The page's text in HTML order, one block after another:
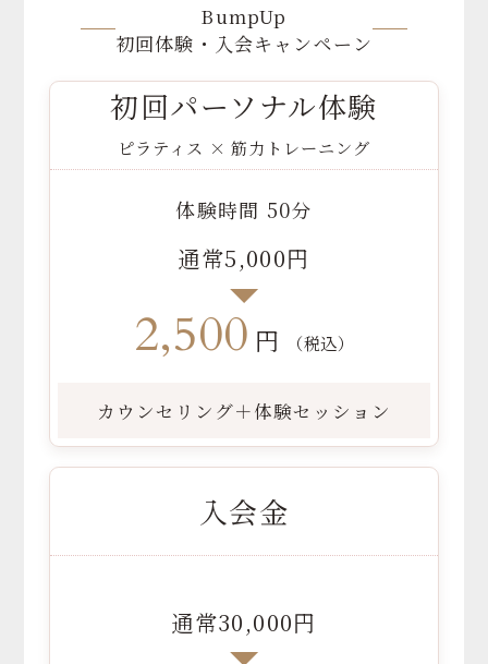
BumpUp
初回体験・入会キャンペーン
初回パーソナル体験
ピラティス × 筋力トレーニング
体験時間 50分
通常5,000円
2,500 円 （税込）
カウンセリング＋体験セッション
入会金
通常30,000円